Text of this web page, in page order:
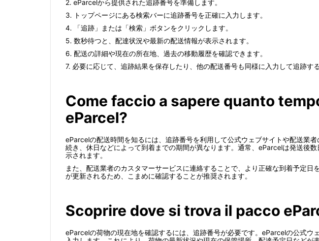
2. eParcelから提供された追跡番号を準備します。
3. トップページにある検索バーに追跡番号を正確に入力します。
4. 「追跡」または「検索」ボタンをクリックします。
5. 数秒待つと、配達状況や最新の配送情報が表示されます。
6. 配送の詳細や現在の所在地、過去の移動履歴を確認できます。
7. 必要に応じて、追跡結果を保存したり、他の配送番号も同様に入力して追跡す
Come faccio a sapere quanto
eParcel?
eParcelの配送時間を知るには、追跡番号を利用して公式ウェブサイトや配送業
続き、休日などによって到着までの期間が異なります。通常、eParcelは発送後
示されます。
また、配送業者のカスタマーサービスに連絡することで、より正確な到着予定
が更新されるため、こまめに確認することが推奨されます。
Scoprire dove si trova il pacco
eParcelの荷物の現在地を確認するには、追跡番号が必要です。eParcelの公式